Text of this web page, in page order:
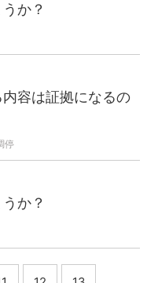
か？
容は証拠になるの
停
か？